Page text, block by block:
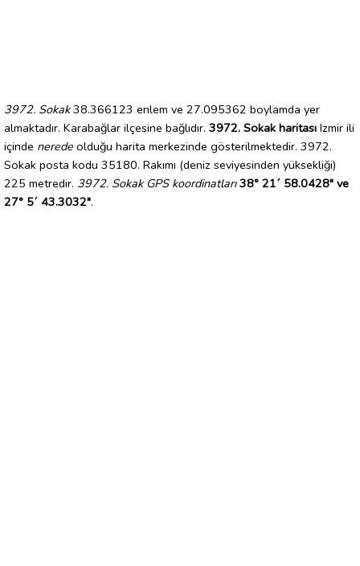
3972. Sokak38.366123 enlem ve 27.095362 boylamda yer
almaktadır. Karabağlar ilçesine bağlıdır. 3972. Sokak haritası Izmir ili
içinde nerede olduğu harita merkezinde gösterilmektedir. 3972.
Sokak posta kodu 35180. Rakımı (deniz seviyesinden yüksekliği)
225 metredir. 3972. Sokak GPS koordinatları 38° 21´ 58.0428" ve
27° 5´ 43.3032".